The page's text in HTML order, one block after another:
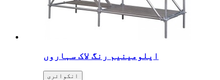
ایلومینیم رنگ لاک سہاروں
انکوائری